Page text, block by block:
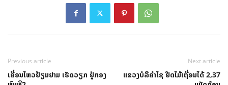
Previous article
ເຄື່ອນໄຫວຢ້ຽມຢາມ ເຮັດວຽກ ຢູ່ກອງ
Next article
ແຂວງບໍລິຄຳໄຊ ຢຶດໄມ້ເຖື່ອນໄດ້ 2,37